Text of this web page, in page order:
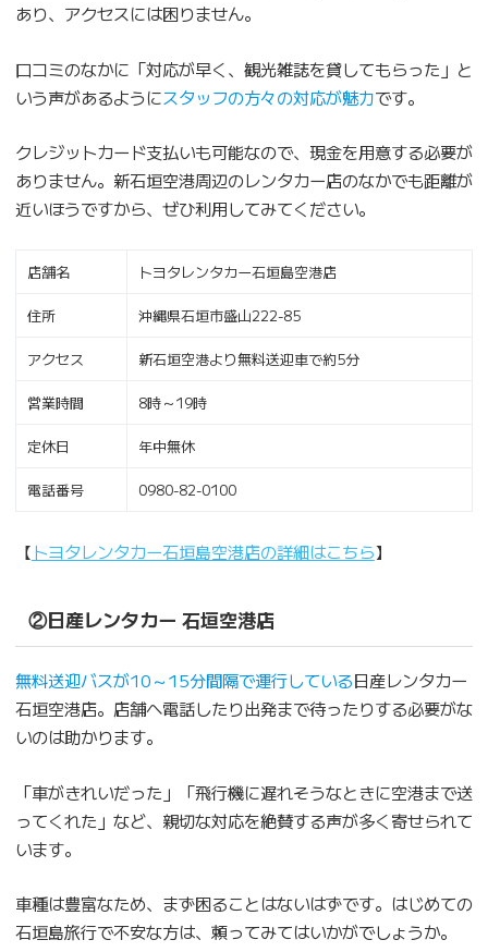
あり、アクセスには困りません。
口コミのなかに「対応が早く、観光雑誌を貸してもらった」と
いう声があるようにスタッフの方々の対応が魅力です。
クレジットカード支払いも可能なので、現金を用意する必要が
ありません。新石垣空港周辺のレンタカー店のなかでも距離が
近いほうですから、ぜひ利用してみてください。
店舗名 トヨタレンタカー石垣島空港店
住所 沖縄県石垣市盛山222-85
アクセス 新石垣空港より無料送迎車で約5分
営業時間 8時～19時
定休日 年中無休
電話番号 0980-82-0100
【トヨタレンタカー石垣島空港店の詳細はこちら】
②日産レンタカー 石垣空港店
無料送迎バスが10～15分間隔で運行している日産レンタカー
石垣空港店。店舗へ電話したり出発まで待ったりする必要がな
いのは助かります。
「車がきれいだった」「飛行機に遅れそうなときに空港まで送
ってくれた」など、親切な対応を絶賛する声が多く寄せられて
います。
車種は豊富なため、まず困ることはないはずです。はじめての
石垣島旅行で不安な方は、頼ってみてはいかがでしょうか。